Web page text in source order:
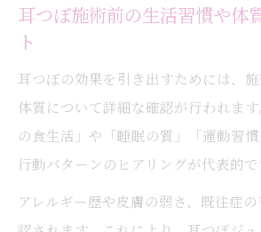
耳つぼ施術前の生活習慣や体
ト
耳つぼの効果を引き出すためには、
体質について詳細な確認が行われま
の食生活」や「睡眠の質」「運動習
行動パターンのヒアリングが代表的で
アレルギー歴や皮膚の弱さ、既往症